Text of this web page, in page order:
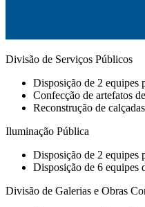
Divisão de Serviços Públicos
Disposição de 2 equipes
Confecção de artefatos
⁠Reconstrução de
Iluminação Pública
Disposição de 2 equipes
Disposição de 6 equipes
Divisão de Galerias e Obras